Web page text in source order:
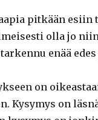
pitkään
olla jo
enää
on
Kysymys on